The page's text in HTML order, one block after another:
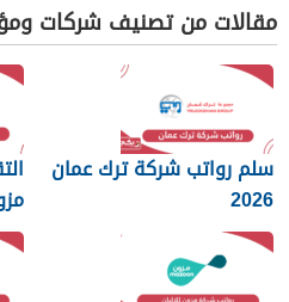
مقالات من تصنيف شركات
سلم رواتب شركة ترك عمان
2026